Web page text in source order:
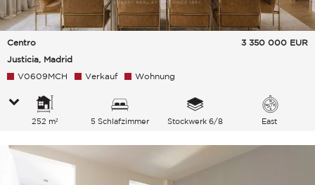
Centro
Justicia, Madrid
3 350 000 EUR
V0609MCH Verkauf Wohnung
252 m² 5 Schlafzimmer Stockwerk 6/8 East